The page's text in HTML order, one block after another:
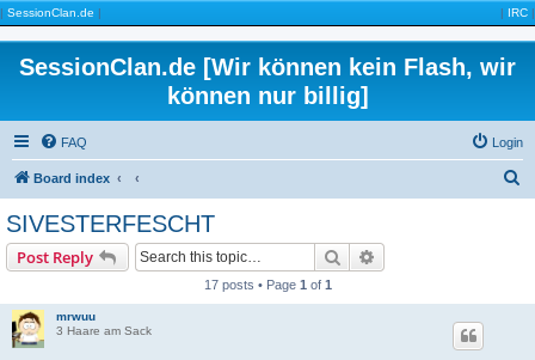
| SessionClan.de | | IRC |
SessionClan.de [Wir können kein Flash, wir
können nur billig]
FAQ Login
Board index
SIVESTERFESCHT
Post Reply Search
17 posts • Page 1 of 1
mrwuu
3 Haare am Sack